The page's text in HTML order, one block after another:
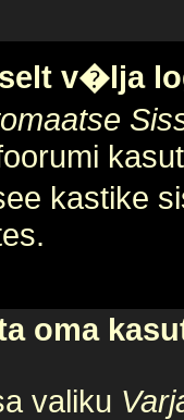
v�lja
kastike
oma
valiku